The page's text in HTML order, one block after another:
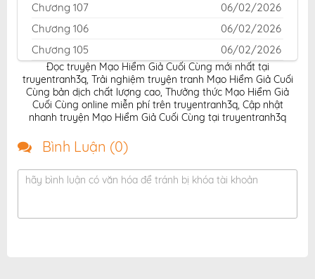
Chương 107
06/02/2026
Chương 106
06/02/2026
Chương 105
06/02/2026
Chương 104
06/02/2026
Chương 103
06/02/2026
Chương 102
06/02/2026
Chương 100
Chương 99
06/02/2026
Chương 97
06/02/2026
Đọc truyện Mạo Hiểm Giả Cuối Cùng mới nhất tại
truyentranh3q, Trải nghiệm truyện tranh Mạo Hiểm Giả Cuối
Cùng bản dịch chất lượng cao, Thưởng thức Mạo Hiểm Giả
Cuối Cùng online miễn phí trên truyentranh3q, Cập nhật
nhanh truyện Mạo Hiểm Giả Cuối Cùng tại truyentranh3q
Bình Luận (0)
hãy bình luận có văn hóa để tránh bị khóa tài khoản